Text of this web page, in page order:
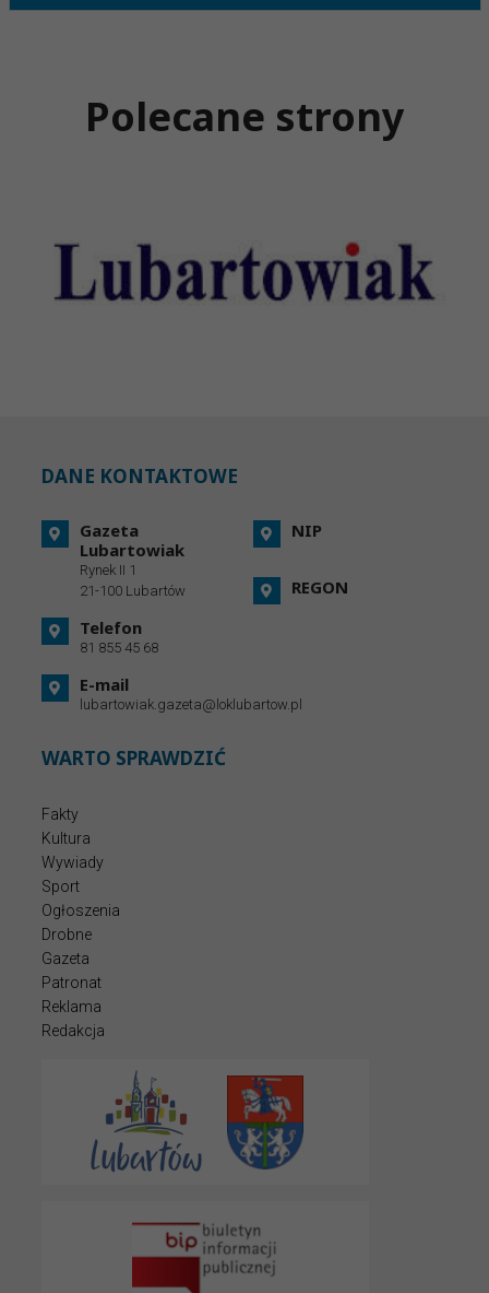
Polecane strony
DANE KONTAKTOWE
Gazeta
Lubartowiak
Rynek II 1
21-100 Lubartów
Telefon
81 855 45 68
E-mail
lubartowiak.gazeta@loklubartow.pl
NIP
REGON
WARTO SPRAWDZIĆ
Fakty
Kultura
Wywiady
Sport
Ogłoszenia
Drobne
Gazeta
Patronat
Reklama
Redakcja